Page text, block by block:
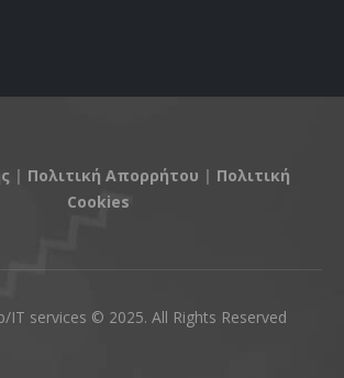
| Πολιτική Απορρήτου | Πολιτική
Cookies
IT services © 2025. All Rights Reserved